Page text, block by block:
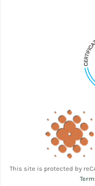
This site is protected by